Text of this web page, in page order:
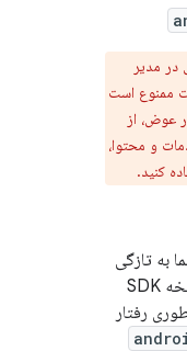
در مدیر
ممنوع است
عوض، از
و محتوا،
کنید.
به تازگی
بر روی دستگاهی نصب شده است که دارای نسخه SDK
رفتار